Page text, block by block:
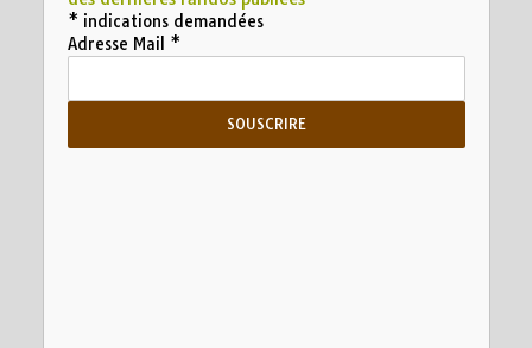
* indications demandées
Adresse Mail *